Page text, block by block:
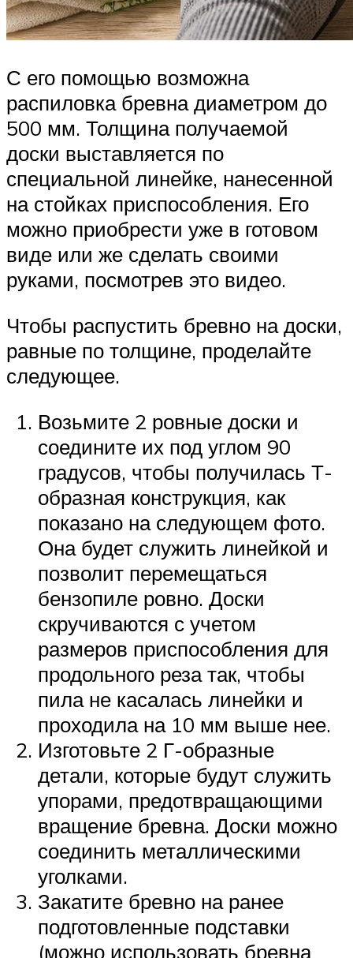
С его помощью возможна
распиловка бревна диаметром до
500 мм. Толщина получаемой
доски выставляется по
специальной линейке, нанесенной
на стойках приспособления. Его
можно приобрести уже в готовом
виде или же сделать своими
руками, посмотрев это видео.
Чтобы распустить бревно на доски,
равные по толщине, проделайте
следующее.
Возьмите 2 ровные доски и
соедините их под углом 90
градусов, чтобы получилась Т-
образная конструкция, как
показано на следующем фото.
Она будет служить линейкой и
позволит перемещаться
бензопиле ровно. Доски
скручиваются с учетом
размеров приспособления для
продольного реза так, чтобы
пила не касалась линейки и
проходила на 10 мм выше нее.
Изготовьте 2 Г-образные
детали, которые будут служить
упорами, предотвращающими
вращение бревна. Доски можно
соединить металлическими
уголками.
Закатите бревно на ранее
подготовленные подставки
(можно использовать бревна